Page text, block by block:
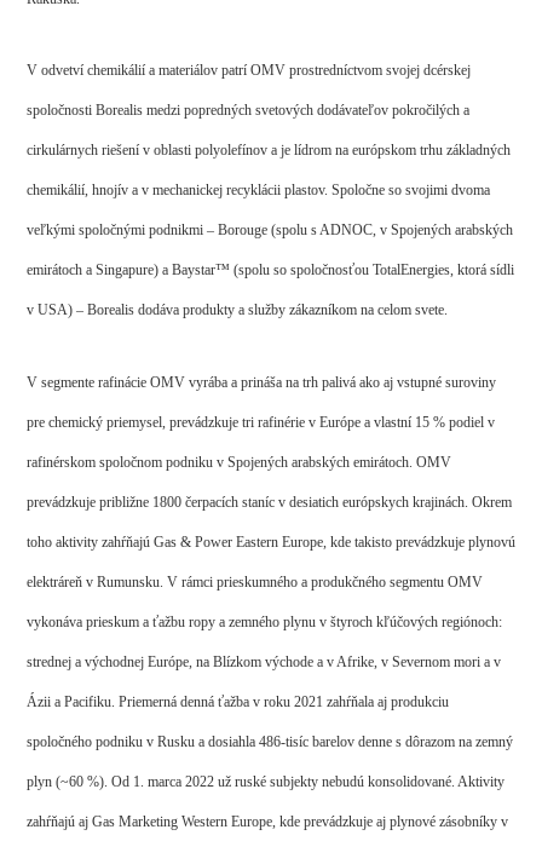
V odvetví chemikálií a materiálov patrí OMV prostredníctvom svojej dcérskej
spoločnosti Borealis medzi popredných svetových dodávateľov pokročilých a
cirkulárnych riešení v oblasti polyolefínov a je lídrom na európskom trhu základných
chemikálií, hnojív a v mechanickej recyklácii plastov. Spoločne so svojimi dvoma
veľkými spoločnými podnikmi – Borouge (spolu s ADNOC, v Spojených arabských
emirátoch a Singapure) a Baystar™ (spolu so spoločnosťou TotalEnergies, ktorá sídli
v USA) – Borealis dodáva produkty a služby zákazníkom na celom svete.
V segmente rafinácie OMV vyrába a prináša na trh palivá ako aj vstupné suroviny
pre chemický priemysel, prevádzkuje tri rafinérie v Európe a vlastní 15 % podiel v
rafinérskom spoločnom podniku v Spojených arabských emirátoch. OMV
prevádzkuje približne 1800 čerpacích staníc v desiatich európskych krajinách. Okrem
toho aktivity zahŕňajú Gas & Power Eastern Europe, kde takisto prevádzkuje plynovú
elektráreň v Rumunsku. V rámci prieskumného a produkčného segmentu OMV
vykonáva prieskum a ťažbu ropy a zemného plynu v štyroch kľúčových regiónoch:
strednej a východnej Európe, na Blízkom východe a v Afrike, v Severnom mori a v
Ázii a Pacifiku. Priemerná denná ťažba v roku 2021 zahŕňala aj produkciu
spoločného podniku v Rusku a dosiahla 486-tisíc barelov denne s dôrazom na zemný
plyn (~60 %). Od 1. marca 2022 už ruské subjekty nebudú konsolidované. Aktivity
zahŕňajú aj Gas Marketing Western Europe, kde prevádzkuje aj plynové zásobníky v